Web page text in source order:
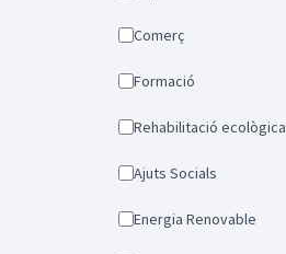
Comerç
Formació
Rehabilitació ecològica
Ajuts Socials
Energia Renovable